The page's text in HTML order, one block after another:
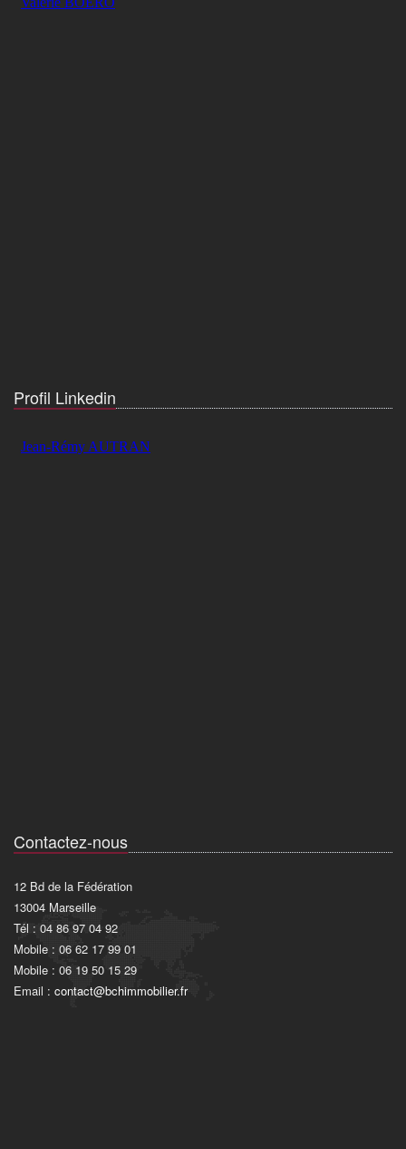
Profil Linkedin
Contactez-nous
12 Bd de la Fédération
13004 Marseille
Tél : 04 86 97 04 92
Mobile : 06 62 17 99 01
Mobile : 06 19 50 15 29
Email : contact@bchimmobilier.fr